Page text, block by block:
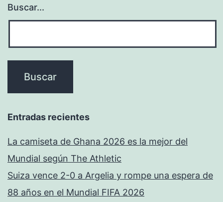
Buscar...
Entradas recientes
La camiseta de Ghana 2026 es la mejor del
Mundial según The Athletic
Suiza vence 2-0 a Argelia y rompe una espera de
88 años en el Mundial FIFA 2026